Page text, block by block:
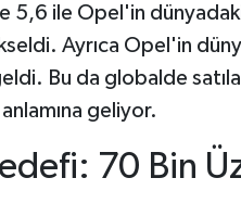
5,6 ile Opel'in
Ayrıca Opel'in
Bu da globalde
anlamına geliyor.
70 Bin